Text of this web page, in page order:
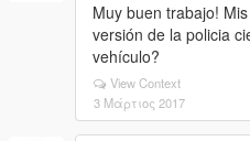
Muy buen trabajo!
versión de la policia
vehículo?
View Context
3 Μάρτιος 2017